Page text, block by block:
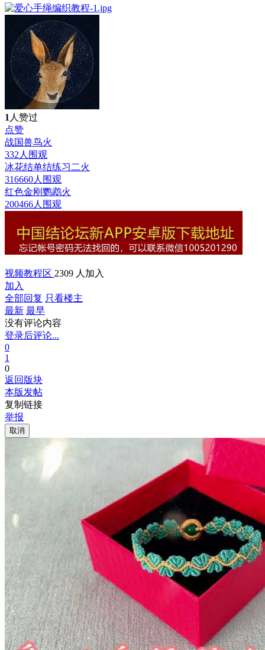
1 人赞过
点赞
战国兽鸟火
332人围观
冰花结单结练习二火
316660人围观
红色金刚鹦鹉火
200466人围观
视频教程区 2309 人加入
加入
全部回复 只看楼主
最新 最早
没有评论内容
登录后评论...
0
1
0
返回版块
本版发帖
复制链接
举报
取消